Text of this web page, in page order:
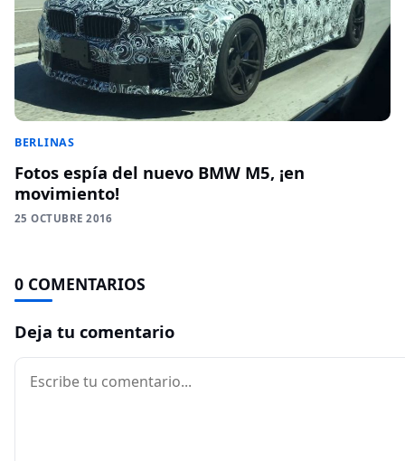
BERLINAS
Fotos espía del nuevo BMW M5, ¡en
movimiento!
25 OCTUBRE 2016
0 COMENTARIOS
Deja tu comentario
Comentario